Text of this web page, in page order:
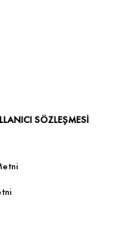
SÖZLEŞMESİ